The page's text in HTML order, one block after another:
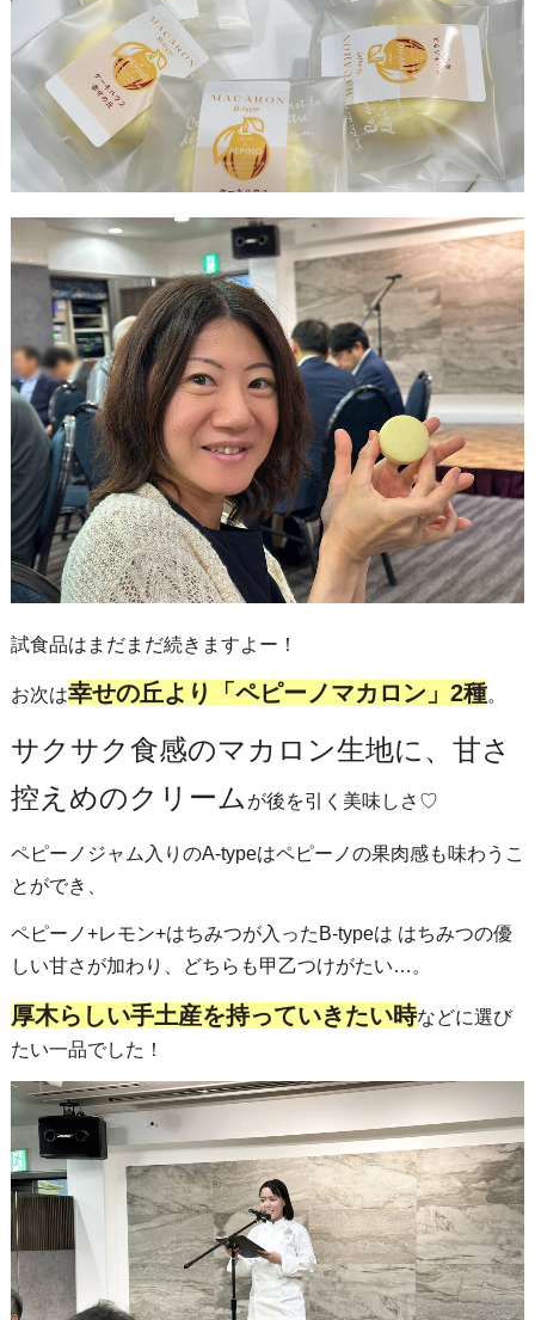
試食品はまだまだ続きますよー！
お次は幸せの丘より「ペピーノマカロン」2種。
サクサク食感のマカロン生地に、甘さ
控えめのクリーム が後を引く美味しさ♡
ペピーノジャム入りのA-typeはペピーノの果肉感も味わうこ
とができ、
ペピーノ+レモン+はちみつが入ったB-typeは はちみつの優
しい甘さが加わり、どちらも甲乙つけがたい…。
厚木らしい手土産を持っていきたい時などに選び
たい一品でした！